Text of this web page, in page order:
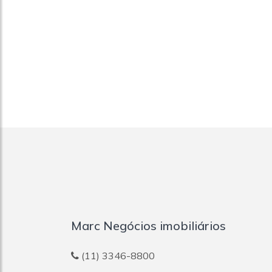
Marc Negócios imobiliários
(11) 3346-8800